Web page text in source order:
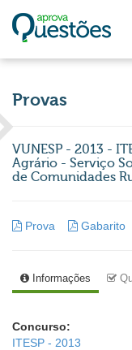
Provas
VUNESP - 2013 -
Agrário - Serviço
de Comunidades
Prova Gabarito
Informações
Concurso:
ITESP - 2013